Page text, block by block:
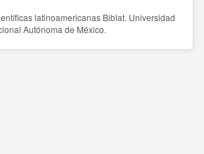
latinoamericanas Biblat. Universidad
Autónoma de México.